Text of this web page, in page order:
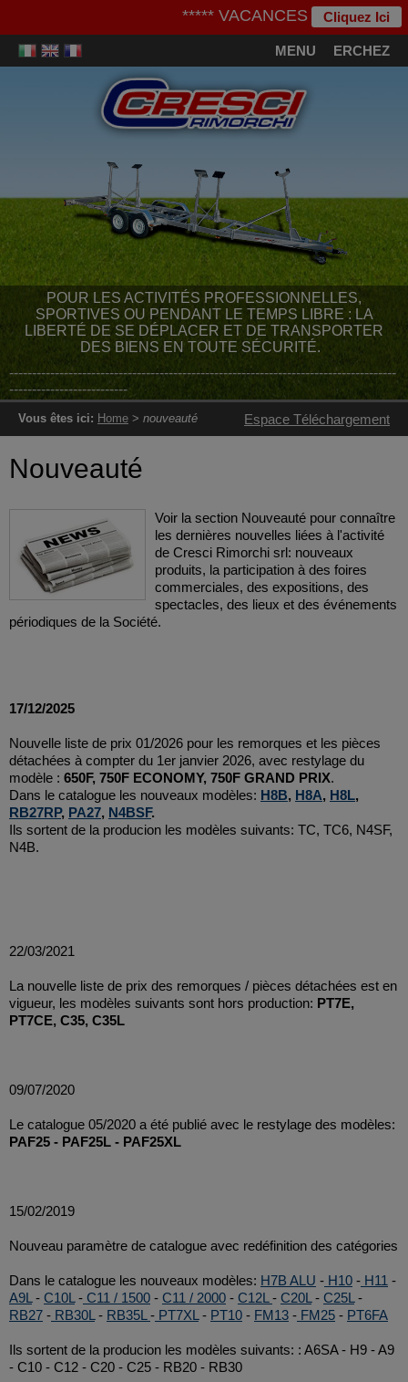
***** VACANCES D'ETE *****
Cliquez Ici
MENUCHERCHEZ
POUR LES ACTIVITÉS PROFESSIONNELLES,
SPORTIVES OU PENDANT LE TEMPS LIBRE : LA
LIBERTÉ DE SE DÉPLACER ET DE TRANSPORTER
DES BIENS EN TOUTE SÉCURITÉ.
-------------------------------------------------------------------------------------
--------------------------
Vous êtes ici: Home > nouveauté Espace Téléchargement
Nouveauté
Voir la section Nouveauté pour connaître
les dernières nouvelles liées à l'activité
de Cresci Rimorchi srl: nouveaux
produits, la participation à des foires
commerciales, des expositions, des
spectacles, des lieux et des événements
périodiques de la Société.
17/12/2025
Nouvelle liste de prix 01/2026 pour les remorques et les pièces
détachées à compter du 1er janvier 2026, avec restylage du
modèle : 650F, 750F ECONOMY, 750F GRAND PRIX.
Dans le catalogue les nouveaux modèles: H8B, H8A, H8L,
RB27RP, PA27, N4BSF.
Ils sortent de la producion les modèles suivants: TC, TC6, N4SF,
N4B.
22/03/2021
La nouvelle liste de prix des remorques / pièces détachées est en
vigueur, les modèles suivants sont hors production: PT7E,
PT7CE, C35, C35L
09/07/2020
Le catalogue 05/2020 a été publié avec le restylage des modèles:
PAF25 - PAF25L - PAF25XL
15/02/2019
Nouveau paramètre de catalogue avec redéfinition des catégories
Dans le catalogue les nouveaux modèles: H7B ALU - H10 - H11 -
A9L - C10L - C11 / 1500 - C11 / 2000 - C12L - C20L - C25L -
RB27 - RB30L - RB35L - PT7XL - PT10 - FM13 - FM25 - PT6FA
Ils sortent de la producion les modèles suivants: : A6SA - H9 - A9
- C10 - C12 - C20 - C25 - RB20 - RB30